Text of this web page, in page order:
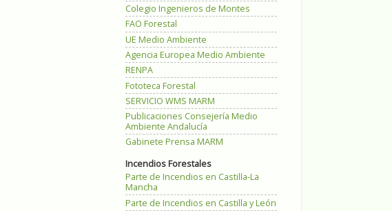
Colegio Ingenieros de Montes
FAO Forestal
UE Medio Ambiente
Agencia Europea Medio Ambiente
RENPA
Fototeca Forestal
SERVICIO WMS MARM
Publicaciones Consejería Medio
Ambiente Andalucía
Gabinete Prensa MARM
Incendios Forestales
Parte de Incendios en Castilla-La
Mancha
Parte de Incendios en Castilla y León